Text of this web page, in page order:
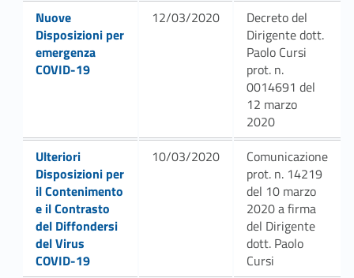
Link identifier #identifier__117277-11
Nuove
Disposizioni per
emergenza
COVID-19
12/03/2020
Decreto del
Dirigente dott.
Paolo Cursi
prot. n.
0014691 del
12 marzo
2020
Link identifier #identifier__175184-12
Ulteriori
Disposizioni per
il Contenimento
e il Contrasto
del Diffondersi
del Virus
COVID-19
10/03/2020
Comunicazione
prot. n. 14219
del 10 marzo
2020 a firma
del Dirigente
dott. Paolo
Cursi